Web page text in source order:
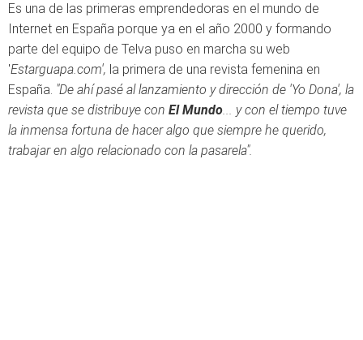
Es una de las primeras emprendedoras en el mundo de
Internet en España porque ya en el año 2000 y formando
parte del equipo de Telva puso en marcha su web
'Estarguapa.com', la primera de una revista femenina en
España. "De ahí pasé al lanzamiento y dirección de 'Yo Dona', la
revista que se distribuye con El Mundo... y con el tiempo tuve
la inmensa fortuna de hacer algo que siempre he querido,
trabajar en algo relacionado con la pasarela".